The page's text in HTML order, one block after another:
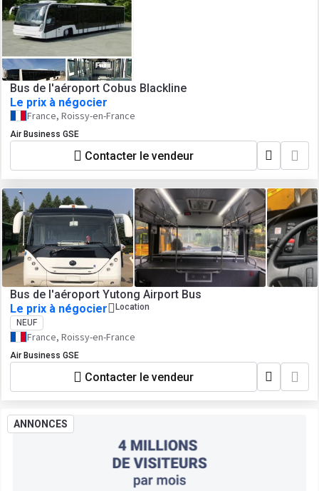
Bus de l'aéroport Cobus Blackline
Le prix à négocier
France, Roissy-en-France
Air Business GSE
Contacter le vendeur
Bus de l'aéroport Yutong Airport Bus
Le prix à négocier
Location
NEUF
France, Roissy-en-France
Air Business GSE
Contacter le vendeur
ANNONCES